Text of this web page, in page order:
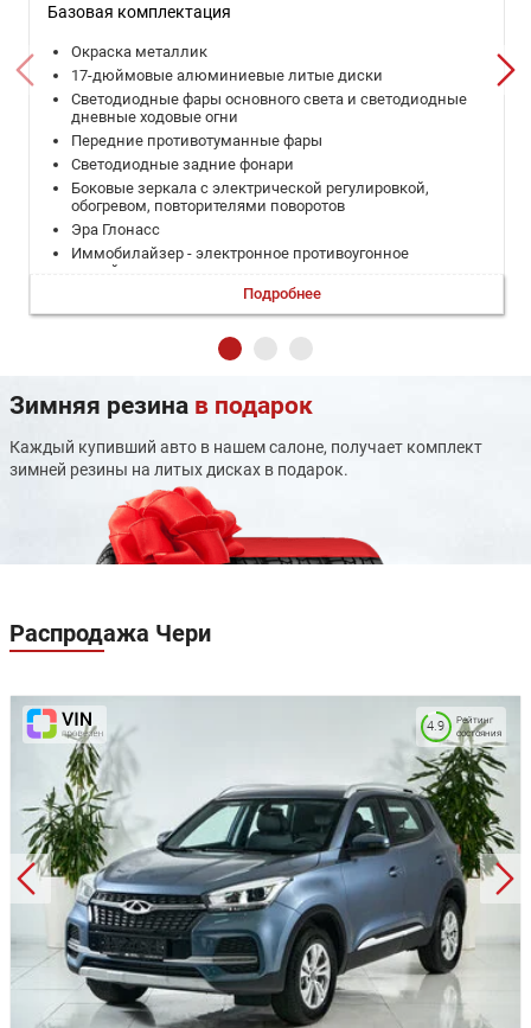
Базовая комплектация
Окраска металлик
17-дюймовые алюминиевые литые диски
Светодиодные фары основного света и светодиодные
дневные ходовые огни
Передние противотуманные фары
Светодиодные задние фонари
Боковые зеркала с электрической регулировкой,
обогревом, повторителями поворотов
Эра Глонасс
Иммобилайзер - электронное противоугонное
устройство
Камера заднего вида и задние датчики парковки
Система мониторинга давления и температуры в шинах
Антиблокировочная тормозная система (ABS)
Подушки безопасности водителя и переднего
пассажира
Боковые передние подушки безопасности
Передние ремни безопасности с регулировкой по
Передние ремни безопасности с преднатяжителями
Система удержания детских кресел Isofix для сидений
2-го ряда
Функция автоматического включения фар при
дворников при дожде (датчик дождя)
Функция отсрочки выключения фар (Follow me home)
Уменьшенное запасное колесо
Акустические стекла в передней части
Электрический усилитель рулевого управления
Электрический стояночный тормоз с функцией AutoHold
Бесключевой доступ и запуск двигателя кнопкой (ключ
в кармане)
Центральный замок с дистанционным управлением
Система дистанционного запуска двигателя и прогрева
салона
Обогрев передних и задних сидений
Обогрев рулевого колеса
Обогрев лобового стекла
Обогрев форсунок стеклоомывателя
Подробнее
Зимняя резина в подарок
Каждый купивший авто в нашем салоне, получает комплект
зимней резины на литых дисках в подарок.
Распродажа Чери
Рейтинг
состояния
4.9